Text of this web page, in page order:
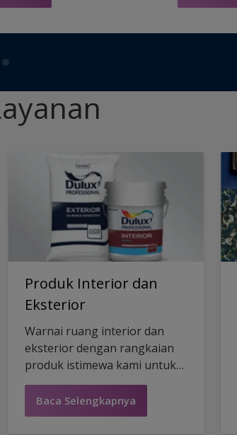
Produk Interior dan
Eksterior
Warnai ruang interior dan
eksterior dengan rangkaian
produk istimewa kami untuk
mewujudkan visi Anda.
Baca Selengkapnya